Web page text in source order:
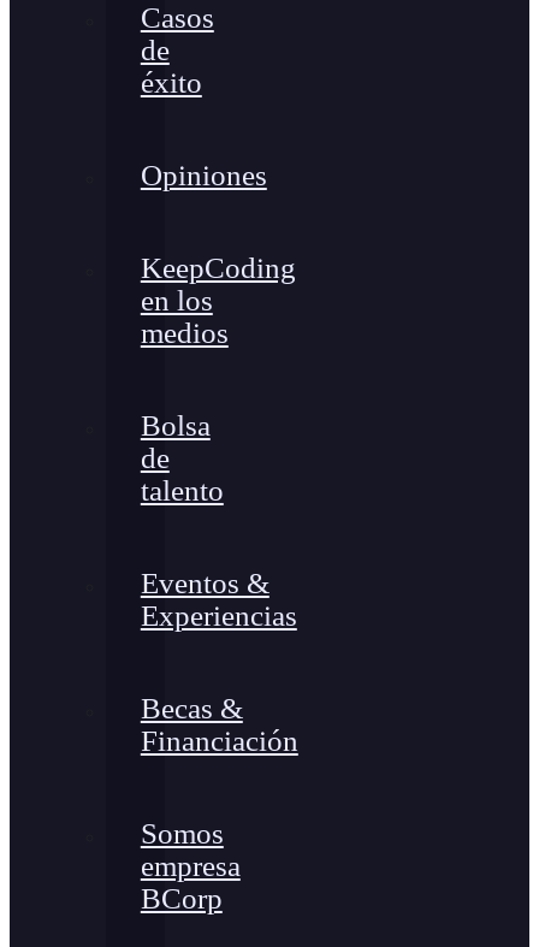
Casos
de
éxito
Opiniones
KeepCoding
en los
medios
Bolsa
de
talento
Eventos &
Experiencias
Becas &
Financiación
Somos
empresa
BCorp